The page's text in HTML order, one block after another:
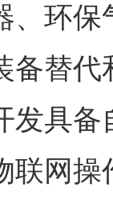
、环
备替
发具
联网